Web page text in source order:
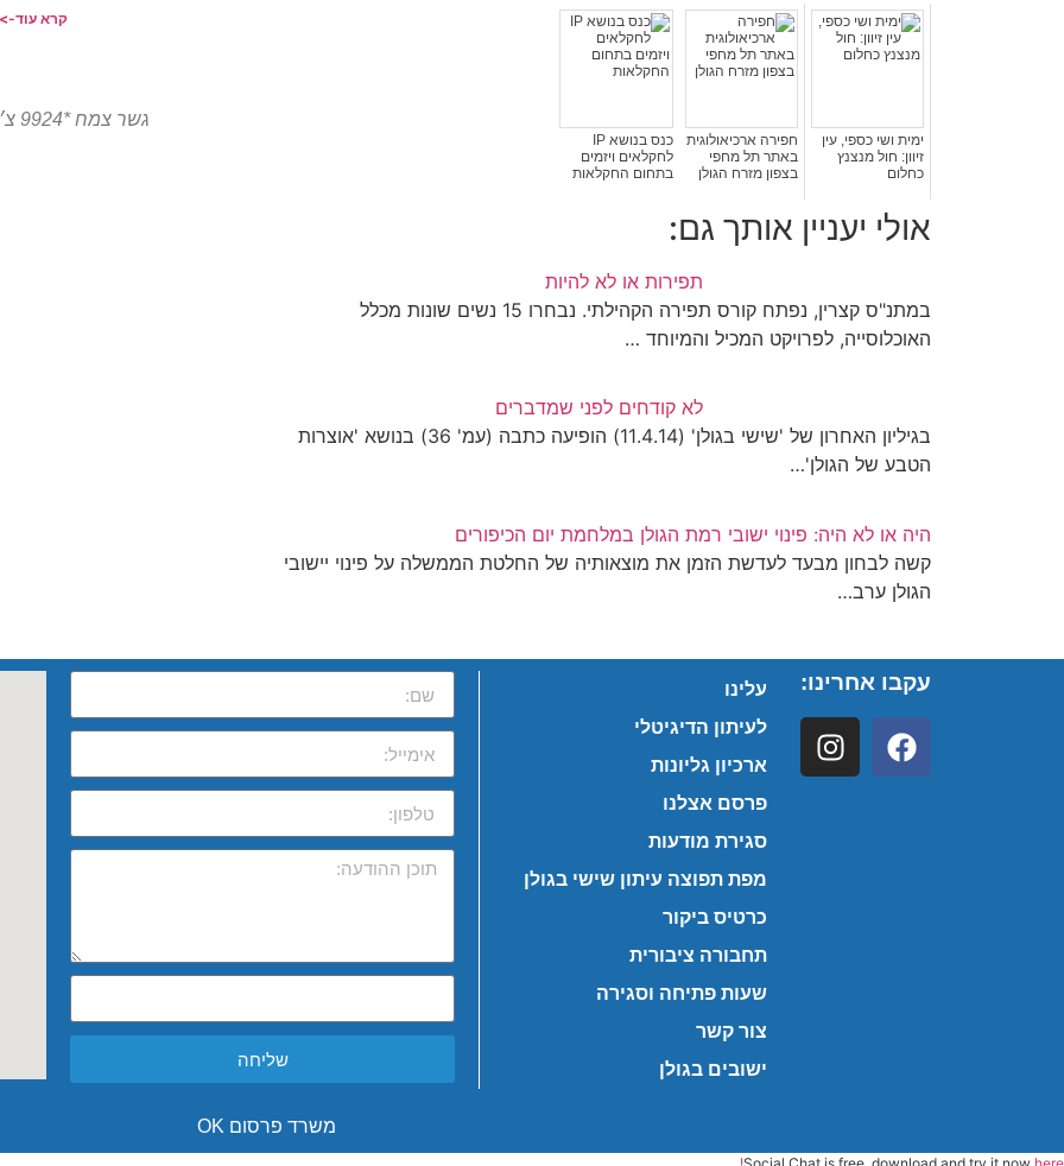
ימית ושי כספי, עין
זיוון: חול מנצנץ
כחלום
חפירה ארכיאולוגית
באתר תל מחפי
בצפון מזרח הגולן
כנס בנושא IP
לחקלאים ויזמים
בתחום החקלאות
אולי יעניין אותך גם:
תפירות או לא להיות
במתנ"ס קצרין, נפתח קורס תפירה הקהילתי. נבחרו 15 נשים שונות מכלל
האוכלוסייה, לפרויקט המכיל והמיוחד …
לא קודחים לפני שמדברים
בגיליון האחרון של 'שישי בגולן' (11.4.14) הופיעה כתבה (עמ' 36) בנושא 'אוצרות
הטבע של הגולן'…
היה או לא היה: פינוי ישובי רמת הגולן במלחמת יום הכיפורים
קשה לבחון מבעד לעדשת הזמן את מוצאותיה של החלטת הממשלה על פינוי יישובי
הגולן ערב…
קרא עוד->
גשר צמח *9924 צ׳יטו טיגו 8 פרו המותג הסיני הגיע לצפון
עקבו אחרינו:
עלינו
לעיתון הדיגיטלי
ארכיון גליונות
פרסם אצלנו
סגירת מודעות
מפת תפוצה עיתון שישי בגולן
כרטיס ביקור
תחבורה ציבורית
שעות פתיחה וסגירה
צור קשר
ישובים בגולן
שליחה
משרד פרסום OK